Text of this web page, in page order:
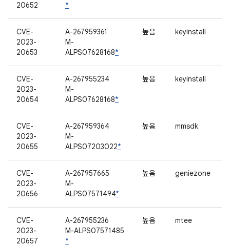
20652
*
CVE-
2023-
20653
A-267959361
M-
ALPS07628168*
높음 keyinstall
CVE-
2023-
20654
A-267955234
M-
ALPS07628168*
높음 keyinstall
CVE-
2023-
20655
A-267959364
M-
ALPS07203022*
높음 mmsdk
CVE-
2023-
20656
A-267957665
M-
ALPS07571494*
높음 geniezone
CVE-
2023-
20657
A-267955236
M-ALPS07571485
*
높음 mtee